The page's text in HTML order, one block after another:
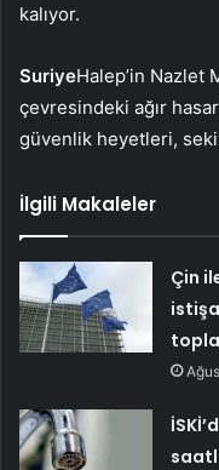
kalıyor.
SuriyeHalep’in Nazlet
çevresindeki ağır
güvenlik heyetleri,
İlgili Makaleler
Çin